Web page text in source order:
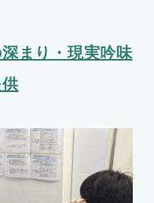
まり・現実吟味